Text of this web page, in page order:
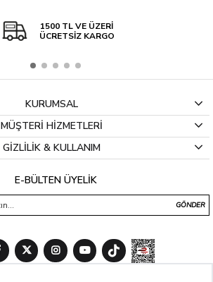
1500 TL VE ÜZERİ
ÜCRETSİZ KARGO
KURUMSAL
MÜŞTERİ HİZMETLERİ
GİZLİLİK & KULLANIM
E-BÜLTEN ÜYELİK
GÖNDER